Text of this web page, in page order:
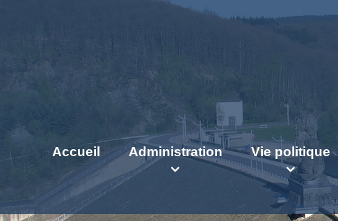
Accueil Administration Vie politique